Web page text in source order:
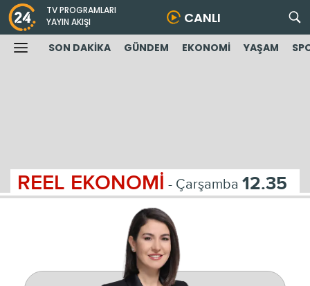
TV PROGRAMLARI
YAYIN AKIŞI
CANLI
SON DAKİKA GÜNDEM EKONOMİ YAŞAM
REEL EKONOMİ - Çarşamba 12.35